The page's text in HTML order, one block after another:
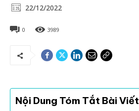
22/12/2022
0 3989
Nội Dung Tóm Tắt Bài Viết